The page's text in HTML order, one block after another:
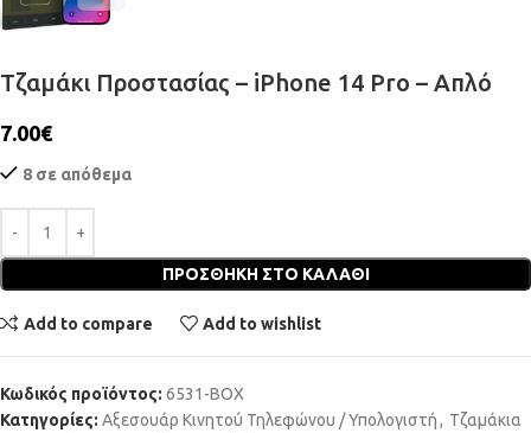
Τζαμάκι Προστασίας – iPhone 14 Pro – Απλό
7.00€
8 σε απόθεμα
ΠΡΟΣΘΉΚΗ ΣΤΟ ΚΑΛΆΘΙ
Add to compare Add to wishlist
Κωδικός προϊόντος: 6531-BOX
Κατηγορίες: Αξεσουάρ Κινητού Τηλεφώνου / Υπολογιστή, Τζαμάκια